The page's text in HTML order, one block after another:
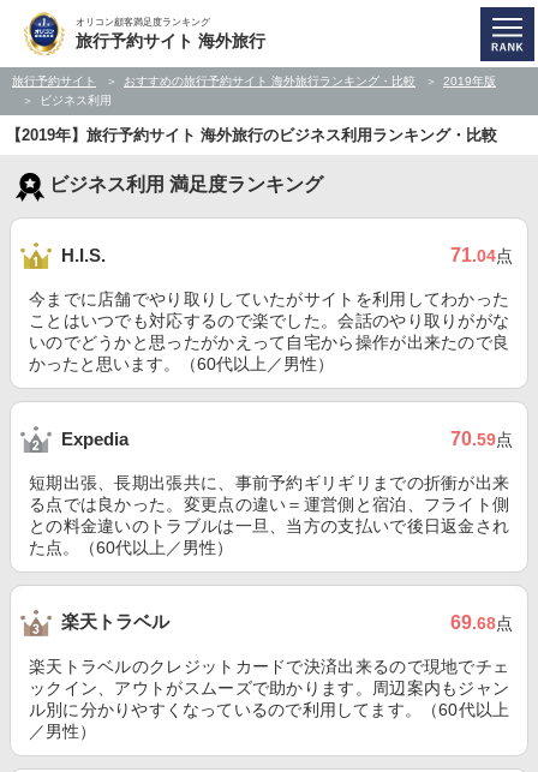
オリコン顧客満足度ランキング
旅行予約サイト 海外旅行
旅行予約サイト おすすめの旅行予約サイト 海外旅行ランキング・比較
2019年版
ビジネス利用
【2019年】旅行予約サイト 海外旅行のビジネス利用ランキング・比較
ビジネス利用 満足度ランキング
H.I.S. 71.04点
今までに店舗でやり取りしていたがサイトを利用してわかった
ことはいつでも対応するので楽でした。会話のやり取りががな
いのでどうかと思ったがかえって自宅から操作が出来たので良
かったと思います。（60代以上／男性）
Expedia 70.59点
短期出張、長期出張共に、事前予約ギリギリまでの折衝が出来
る点では良かった。変更点の違い＝運営側と宿泊、フライト側
との料金違いのトラブルは一旦、当方の支払いで後日返金され
た点。（60代以上／男性）
楽天トラベル 69.68点
楽天トラベルのクレジットカードで決済出来るので現地でチェ
ックイン、アウトがスムーズで助かります。周辺案内もジャン
ル別に分かりやすくなっているので利用してます。（60代以上
／男性）